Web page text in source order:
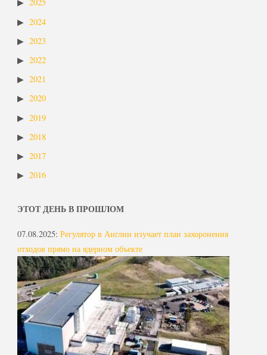
2025
2024
2023
2022
2021
2020
2019
2018
2017
2016
ЭТОТ ДЕНЬ В ПРОШЛОМ
07.08.2025: Регулятор в Англии изучает план захоронения
отходов прямо на ядерном объекте